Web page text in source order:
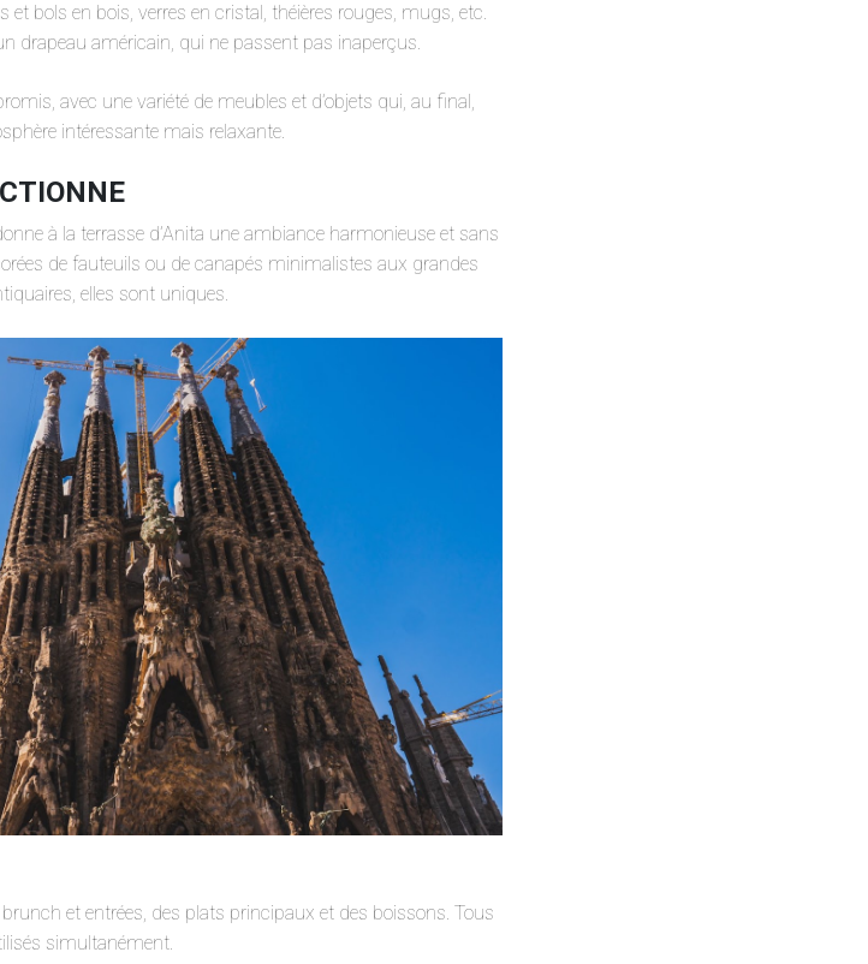
bols en bois, verres en cristal, théières rouges, mugs, etc.
drapeau américain, qui ne passent pas inaperçus.
avec une variété de meubles et d’objets qui, au final,
intéressante mais relaxante.
à la terrasse d’Anita une ambiance harmonieuse et sans
de fauteuils ou de canapés minimalistes aux grandes
elles sont uniques.
et entrées, des plats principaux et des boissons. Tous
simultanément.